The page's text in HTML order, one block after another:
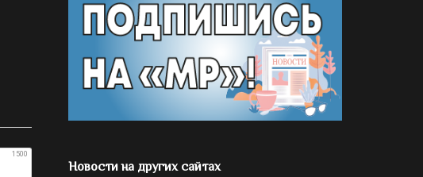
1500
Новости на других сайтах